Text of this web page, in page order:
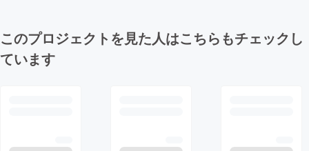
このプロジェクトを見た人はこちらもチェックし
ています